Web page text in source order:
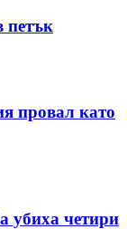
петък
провал като
убиха четири